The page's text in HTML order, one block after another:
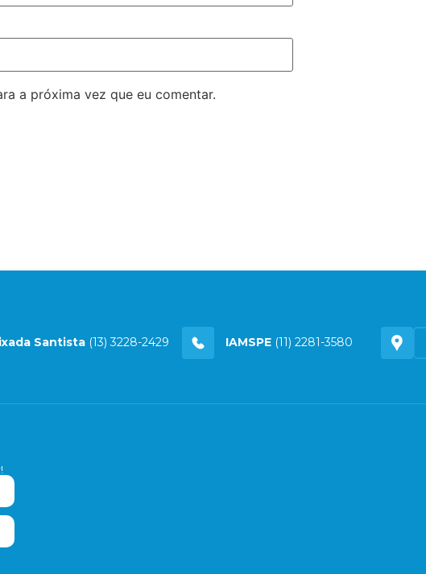
a próxima vez que eu comentar.
Santista (13) 3228-2429 IAMSPE (11) 2281-3580